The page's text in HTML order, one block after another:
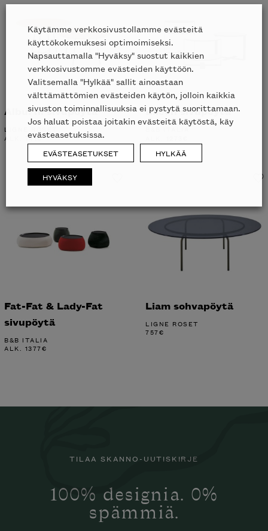
Alburni sivupöytä
LIGNE ROSET
741€
Eileen sivupöytä
ALK.1273€
Fat-Fat & Lady-Fat
sivupöytä
B&B ITALIA
ALK. 1377 €
Liam sohvapöytä
LIGNE ROSET
757€
TILAA SKANNO-UUTISKIRJE
100% designia. 0%
spämmiä.
Inspiroidu italialaisen merkin laadukkaasta
huonekalumallistosta.
Käytämme verkkosivustollamme evästeitä
käyttökokemuksesi optimoimiseksi.
Napsauttamalla "Hyväksy" suostut kaikkien
verkkosivustomme evästeiden käyttöön.
Valitsemalla "Hylkää" sallit ainoastaan
välttämättömien evästeiden käytön, jolloin kaikkia
sivuston toiminnallisuuksia ei pystytä suorittamaan.
Jos haluat poistaa joitakin evästeitä käytöstä, käy
evästeasetuksissa.
EVÄSTEASETUKSET HYLKÄÄ
HYVÄKSY